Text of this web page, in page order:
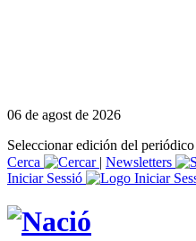
06 de agost de 2026
Seleccionar edición del periódico
Cerca
| Newsletters
Iniciar Sessió